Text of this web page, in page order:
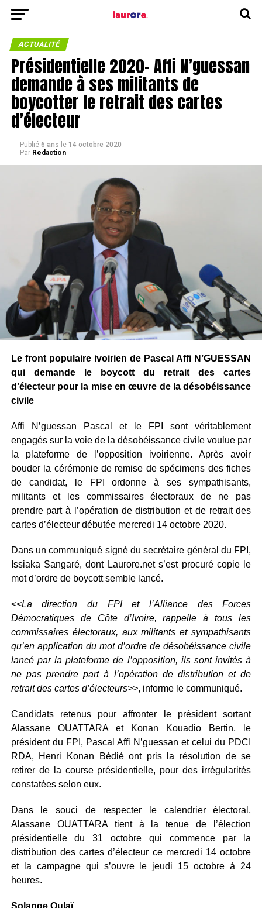
ACTUALITÉ
Présidentielle 2020- Affi N’guessan
demande à ses militants de
boycotter le retrait des cartes
d’électeur
Publié 6 ans le 14 octobre 2020
Par Redaction
Le front populaire ivoirien de Pascal Affi N’GUESSAN
qui demande le boycott du retrait des cartes
d’électeur pour la mise en œuvre de la désobéissance
civile
Affi N’guessan Pascal et le FPI sont véritablement
engagés sur la voie de la désobéissance civile voulue par
la plateforme de l’opposition ivoirienne. Après avoir
bouder la cérémonie de remise de spécimens des fiches
de candidat, le FPI ordonne à ses sympathisants,
militants et les commissaires électoraux de ne pas
prendre part à l’opération de distribution et de retrait des
cartes d’électeur débutée mercredi 14 octobre 2020.
Dans un communiqué signé du secrétaire général du FPI,
Issiaka Sangaré, dont Laurore.net s’est procuré copie le
mot d’ordre de boycott semble lancé.
<<La direction du FPI et l’Alliance des Forces
Démocratiques de Côte d’Ivoire, rappelle à tous les
commissaires électoraux, aux militants et sympathisants
qu’en application du mot d’ordre de désobéissance civile
lancé par la plateforme de l’opposition, ils sont invités à
ne pas prendre part à l’opération de distribution et de
retrait des cartes d’électeurs>>, informe le communiqué.
Candidats retenus pour affronter le président sortant
Alassane OUATTARA et Konan Kouadio Bertin, le
président du FPI, Pascal Affi N’guessan et celui du PDCI
RDA, Henri Konan Bédié ont pris la résolution de se
retirer de la course présidentielle, pour des irrégularités
constatées selon eux.
Dans le souci de respecter le calendrier électoral,
Alassane OUATTARA tient à la tenue de l’élection
présidentielle du 31 octobre qui commence par la
distribution des cartes d’électeur ce mercredi 14 octobre
et la campagne qui s’ouvre le jeudi 15 octobre à 24
heures.
Solange Oulaï